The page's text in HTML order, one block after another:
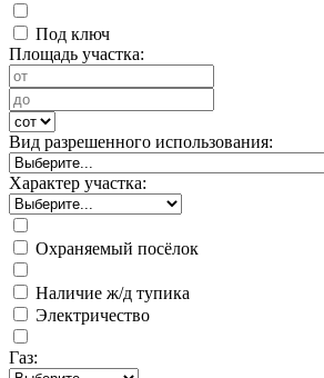
Под ключ
Площадь участка:
Вид разрешенного использования:
Характер участка:
Охраняемый посёлок
Наличие ж/д тупика
Электричество
Газ: